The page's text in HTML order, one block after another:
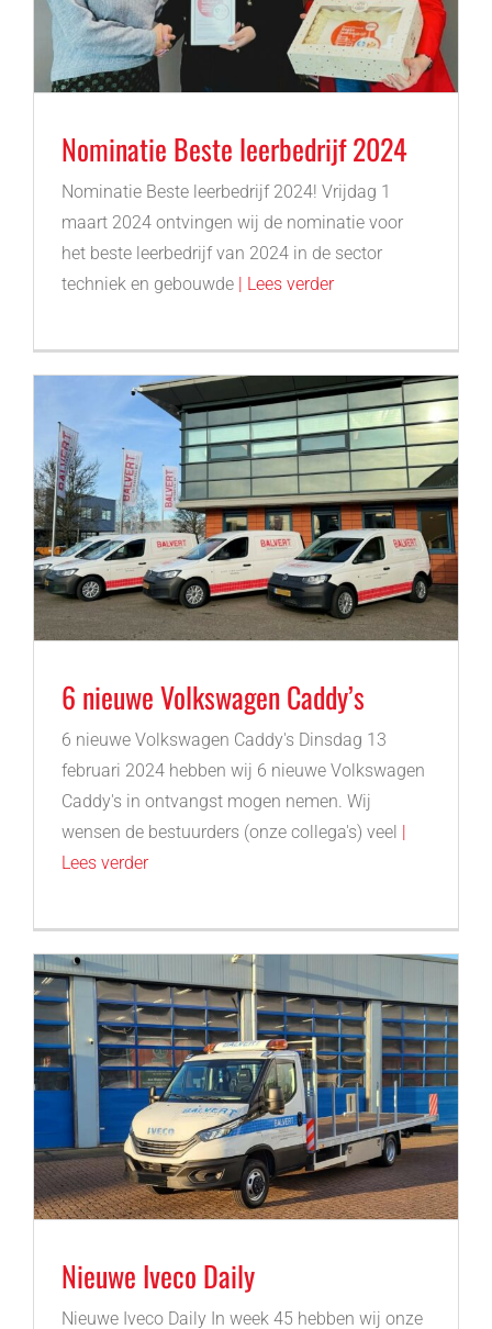
Nominatie Beste leerbedrijf 2024
Nominatie Beste leerbedrijf 2024! Vrijdag 1
maart 2024 ontvingen wij de nominatie voor
het beste leerbedrijf van 2024 in de sector
techniek en gebouwde | Lees verder
6 nieuwe Volkswagen Caddy’s
6 nieuwe Volkswagen Caddy's Dinsdag 13
februari 2024 hebben wij 6 nieuwe Volkswagen
Caddy's in ontvangst mogen nemen. Wij
wensen de bestuurders (onze collega's) veel |
Lees verder
Nieuwe Iveco Daily
Nieuwe Iveco Daily In week 45 hebben wij onze